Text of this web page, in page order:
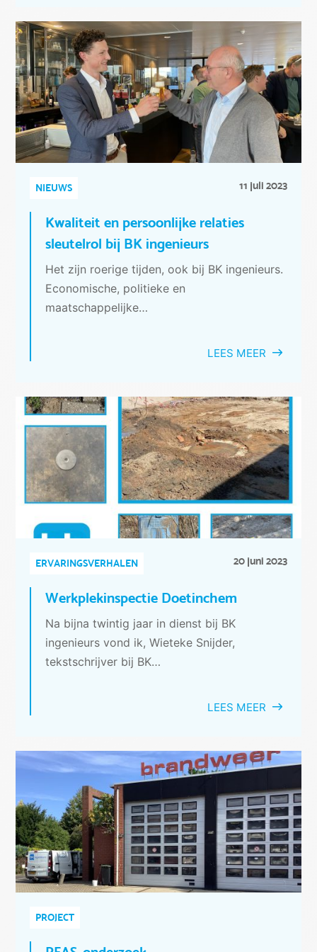
NIEUWS 11 juli 2023
Kwaliteit en persoonlijke relaties
sleutelrol bij BK ingenieurs
Het zijn roerige tijden, ook bij BK ingenieurs.
Economische, politieke en
maatschappelijke…
LEES MEER
ERVARINGSVERHALEN 20 juni 2023
Werkplekinspectie Doetinchem
Na bijna twintig jaar in dienst bij BK
ingenieurs vond ik, Wieteke Snijder,
tekstschrijver bij BK…
LEES MEER
PROJECT